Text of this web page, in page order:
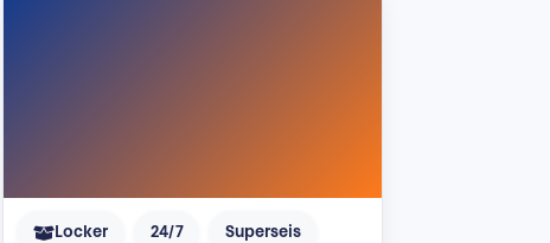
Locker 24/7 Superseis